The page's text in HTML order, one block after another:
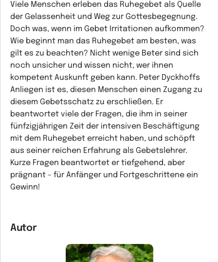
Viele Menschen erleben das Ruhegebet als Quelle
der Gelassenheit und Weg zur Gottesbegegnung.
Doch was, wenn im Gebet Irritationen aufkommen?
Wie beginnt man das Ruhegebet am besten, was
gilt es zu beachten? Nicht wenige Beter sind sich
noch unsicher und wissen nicht, wer ihnen
kompetent Auskunft geben kann. Peter Dyckhoffs
Anliegen ist es, diesen Menschen einen Zugang zu
diesem Gebetsschatz zu erschließen. Er
beantwortet viele der Fragen, die ihm in seiner
fünfzigjährigen Zeit der intensiven Beschäftigung
mit dem Ruhegebet erreicht haben, und schöpft
aus seiner reichen Erfahrung als Gebetslehrer.
Kurze Fragen beantwortet er tiefgehend, aber
prägnant – für Anfänger und Fortgeschrittene ein
Gewinn!
Autor